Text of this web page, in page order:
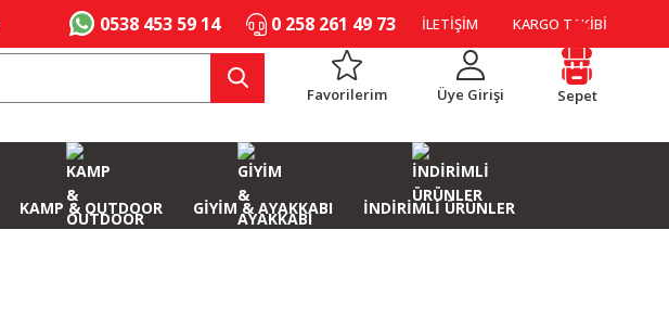
0538 453 59 14 0 258 261 49 73 İLETİŞİM KARGO TAKİBİ
Favorilerim Üye Girişi Sepet
KAMP & OUTDOOR GİYİM & AYAKKABI İNDİRİMLİ ÜRÜNLER